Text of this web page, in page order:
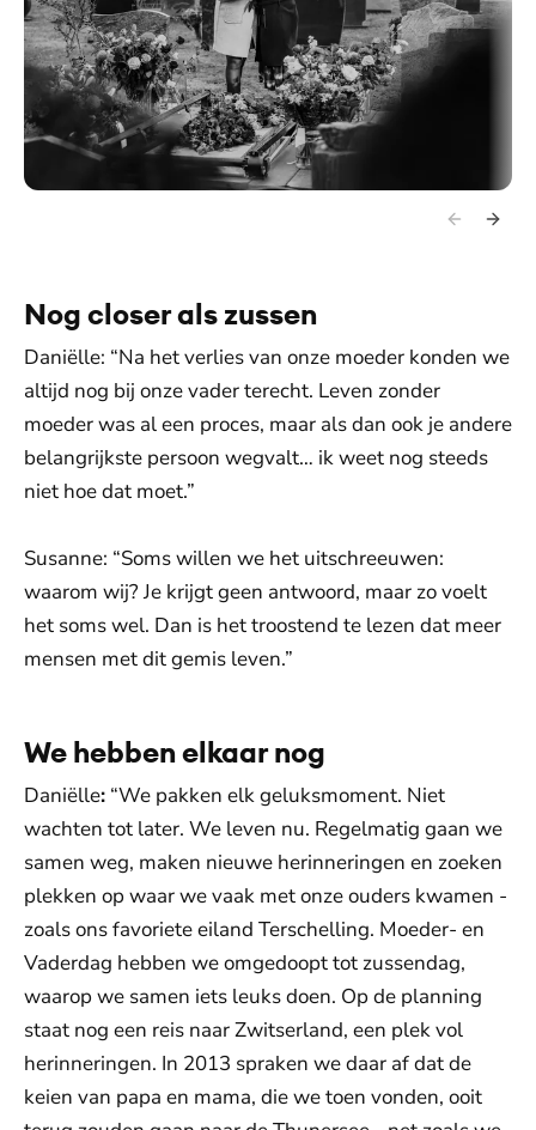
Nog closer als zussen
Daniëlle: “Na het verlies van onze moeder konden we
altijd nog bij onze vader terecht. Leven zonder
moeder was al een proces, maar als dan ook je andere
belangrijkste persoon wegvalt… ik weet nog steeds
niet hoe dat moet.”
Susanne: “Soms willen we het uitschreeuwen:
waarom wij? Je krijgt geen antwoord, maar zo voelt
het soms wel. Dan is het troostend te lezen dat meer
mensen met dit gemis leven.”
We hebben elkaar nog
Daniëlle: “We pakken elk geluksmoment. Niet
wachten tot later. We leven nu. Regelmatig gaan we
samen weg, maken nieuwe herinneringen en zoeken
plekken op waar we vaak met onze ouders kwamen -
zoals ons favoriete eiland Terschelling. Moeder- en
Vaderdag hebben we omgedoopt tot zussendag,
waarop we samen iets leuks doen. Op de planning
staat nog een reis naar Zwitserland, een plek vol
herinneringen. In 2013 spraken we daar af dat de
keien van papa en mama, die we toen vonden, ooit